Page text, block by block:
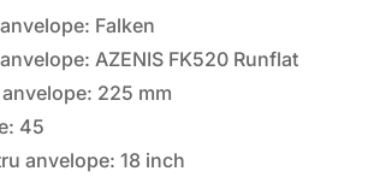
Falken
AZENIS FK520 Runflat
anvelope: 225 mm
45
anvelope: 18 inch